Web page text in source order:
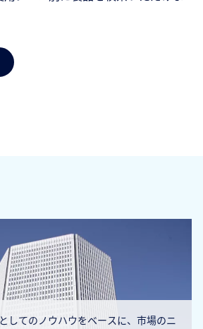
してのノウハウをベースに、市場のニ